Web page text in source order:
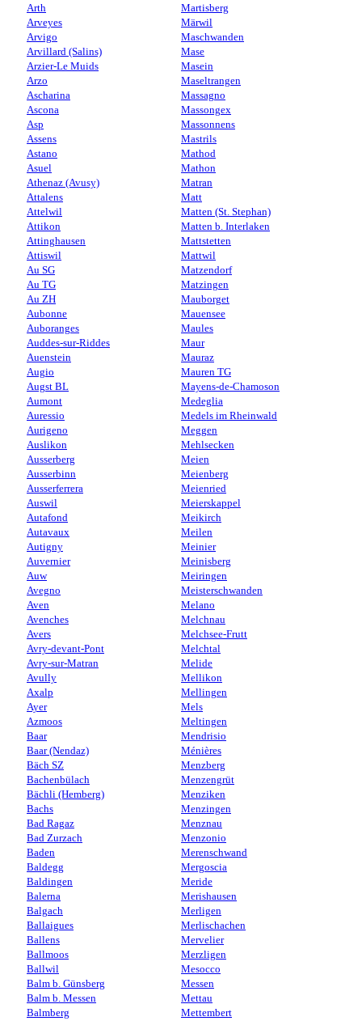
Arth
Arveyes
Arvigo
Arvillard (Salins)
Arzier-Le Muids
Arzo
Ascharina
Ascona
Asp
Assens
Astano
Asuel
Athenaz (Avusy)
Attalens
Attelwil
Attikon
Attinghausen
Attiswil
Au SG
Au TG
Au ZH
Aubonne
Auboranges
Auddes-sur-Riddes
Auenstein
Augio
Augst BL
Aumont
Auressio
Aurigeno
Auslikon
Ausserberg
Ausserbinn
Ausserferrera
Auswil
Autafond
Autavaux
Autigny
Auvernier
Auw
Avegno
Aven
Avenches
Avers
Avry-devant-Pont
Avry-sur-Matran
Avully
Axalp
Ayer
Azmoos
Baar
Baar (Nendaz)
Bäch SZ
Bachenbülach
Bächli (Hemberg)
Bachs
Bad Ragaz
Bad Zurzach
Baden
Baldegg
Baldingen
Balerna
Balgach
Ballaigues
Ballens
Ballmoos
Ballwil
Balm b. Günsberg
Balm b. Messen
Balmberg
Martisberg
Märwil
Maschwanden
Mase
Masein
Maseltrangen
Massagno
Massongex
Massonnens
Mastrils
Mathod
Mathon
Matran
Matt
Matten (St. Stephan)
Matten b. Interlaken
Mattstetten
Mattwil
Matzendorf
Matzingen
Mauborget
Mauensee
Maules
Maur
Mauraz
Mauren TG
Mayens-de-Chamoson
Medeglia
Medels im Rheinwald
Meggen
Mehlsecken
Meien
Meienberg
Meienried
Meierskappel
Meikirch
Meilen
Meinier
Meinisberg
Meiringen
Meisterschwanden
Melano
Melchnau
Melchsee-Frutt
Melchtal
Melide
Mellikon
Mellingen
Mels
Meltingen
Mendrisio
Ménières
Menzberg
Menzengrüt
Menziken
Menzingen
Menznau
Menzonio
Merenschwand
Mergoscia
Meride
Merishausen
Merligen
Merlischachen
Mervelier
Merzligen
Mesocco
Messen
Mettau
Mettembert